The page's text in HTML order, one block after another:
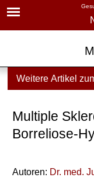
Weitere Artikel
Multiple
Borreliose-
Autoren: Dr. med.
► News
► Diagnostik &
▾
Krankheiten
Ursachen
Häufigkeit